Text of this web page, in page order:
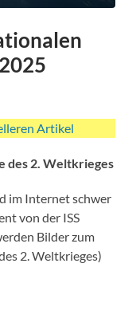
Artikel
des 2. Weltkrieges
im Internet schwer
von der ISS
Bilder zum
2. Weltkrieges)